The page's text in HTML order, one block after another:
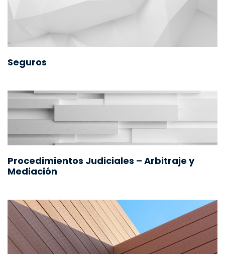
Seguros
Procedimientos Judiciales – Arbitraje y
Mediación